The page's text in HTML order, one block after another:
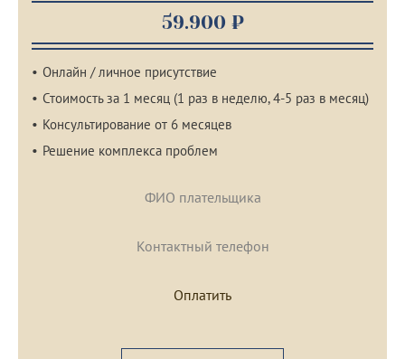
59.900 ₽
Онлайн / личное присутствие
Стоимость за 1 месяц (1 раз в неделю, 4-5 раз в месяц)
Консультирование от 6 месяцев
Решение комплекса проблем